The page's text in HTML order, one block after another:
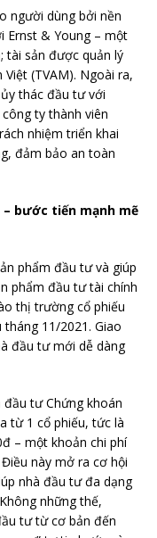
người dùng bởi nền
Ernst & Young – một
tài sản được quản lý
(TVAM). Ngoài ra,
thác đầu tư với
công ty thành viên
nhiệm triển khai
đảm bảo an toàn
– bước tiến mạnh mẽ
phẩm đầu tư và giúp
phẩm đầu tư tài chính
thị trường cổ phiếu
11/2021. Giao
đầu tư mới dễ dàng
tư Chứng khoán
từ 1 cổ phiếu, tức là
– một khoản chi phí
này mở ra cơ hội
nhà đầu tư đa dạng
những thế,
tư từ cơ bản đến